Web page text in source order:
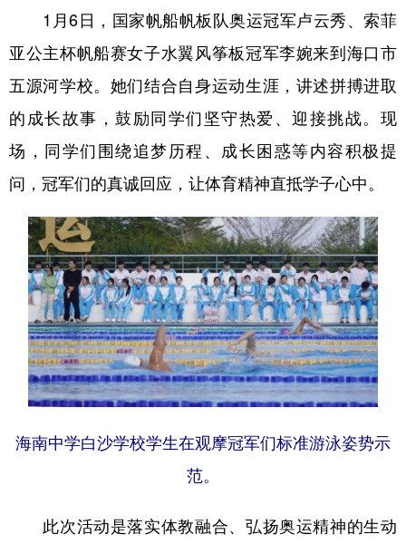
1月6日，国家帆船帆板队奥运冠军卢云秀、索菲
亚公主杯帆船赛女子水翼风筝板冠军李婉来到海口市
五源河学校。她们结合自身运动生涯，讲述拼搏进取
的成长故事，鼓励同学们坚守热爱、迎接挑战。现
场，同学们围绕追梦历程、成长困惑等内容积极提
问，冠军们的真诚回应，让体育精神直抵学子心中。
海南中学白沙学校学生在观摩冠军们标准游泳姿势示
范。
此次活动是落实体教融合、弘扬奥运精神的生动